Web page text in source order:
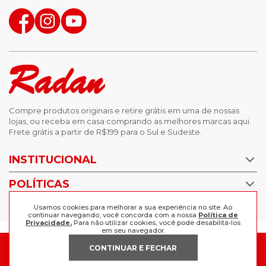
Usamos cookies para melhorar a sua experiência no site. Ao
continuar navegando, você concorda com a nossa Política de
Privacidade. Para não utilizar cookies, você pode desabilitá-los
em seu navegador.
CONTINUAR E FECHAR
Compre produtos originais e retire grátis em uma de nossas
lojas, ou receba em casa comprando as melhores marcas aqui.
Frete grátis a partir de R$199 para o Sul e Sudeste.
INSTITUCIONAL
Nossas Lojas
POLÍTICAS
Política de Privacidade
Trocas e devoluções
AJUDA
Perguntas Frequentes
FORMAS DE PAGAMENTO